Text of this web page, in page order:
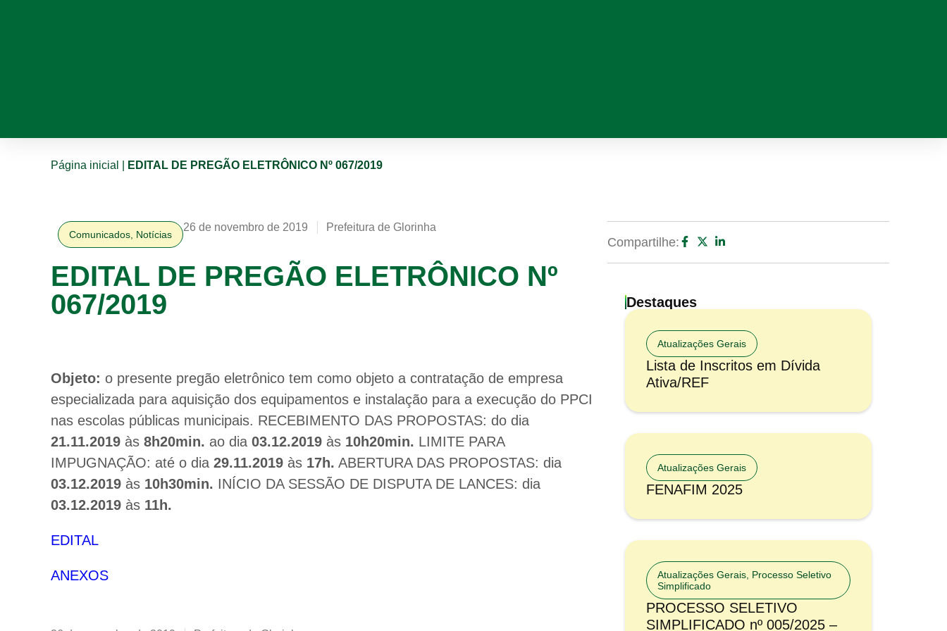
Página inicial EDITAL DE PREGÃO ELETRÔNICO Nº 067/2019
Comunicados Notícias
26 de novembro de 2019 Prefeitura de Glorinha
EDITAL DE PREGÃO ELETRÔNICO Nº
067/2019
Objeto: o presente pregão eletrônico tem como objeto a contratação de empresa
especializada para aquisição dos equipamentos e instalação para a execução do PPCI
nas escolas públicas municipais. RECEBIMENTO DAS PROPOSTAS: do dia
21.11.2019 às 8h20min. ao dia 03.12.2019 às 10h20min. LIMITE PARA
IMPUGNAÇÃO: até o dia 29.11.2019 às 17h. ABERTURA DAS PROPOSTAS: dia
03.12.2019 às 10h30min. INÍCIO DA SESSÃO DE DISPUTA DE LANCES: dia
03.12.2019 às 11h.
EDITAL
ANEXOS
Compartilhe:
Destaques
Atualizações Gerais
Lista de Inscritos em Dívida
Ativa/REF
Atualizações Gerais
FENAFIM 2025
Atualizações Gerais Processo Seletivo
Simplificado
PROCESSO SELETIVO
SIMPLIFICADO nº 005/2025 –